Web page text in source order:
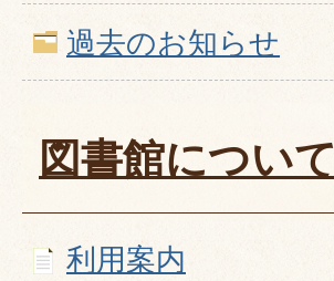
過去のお知らせ
図書館について
利用案内